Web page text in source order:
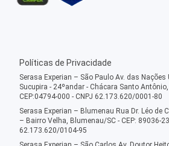
Políticas de Privacidade
Serasa Experian – São Paulo Av. das
Sucupira - 24ºandar - Chácara Santo
CEP:04794-000 - CNPJ 62.173.620/0001-80
Serasa Experian – Blumenau Rua Dr. Léo de
– Bairro Velha, Blumenau/SC - CEP: 89036-
62.173.620/0104-95